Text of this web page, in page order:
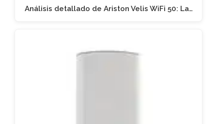
Análisis detallado de Ariston Velis WiFi 50: La…